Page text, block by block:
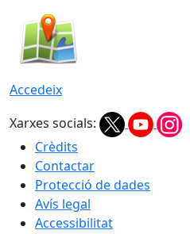
Accedeix
Xarxes socials:
Crèdits
Contactar
Protecció de dades
Avís legal
Accessibilitat